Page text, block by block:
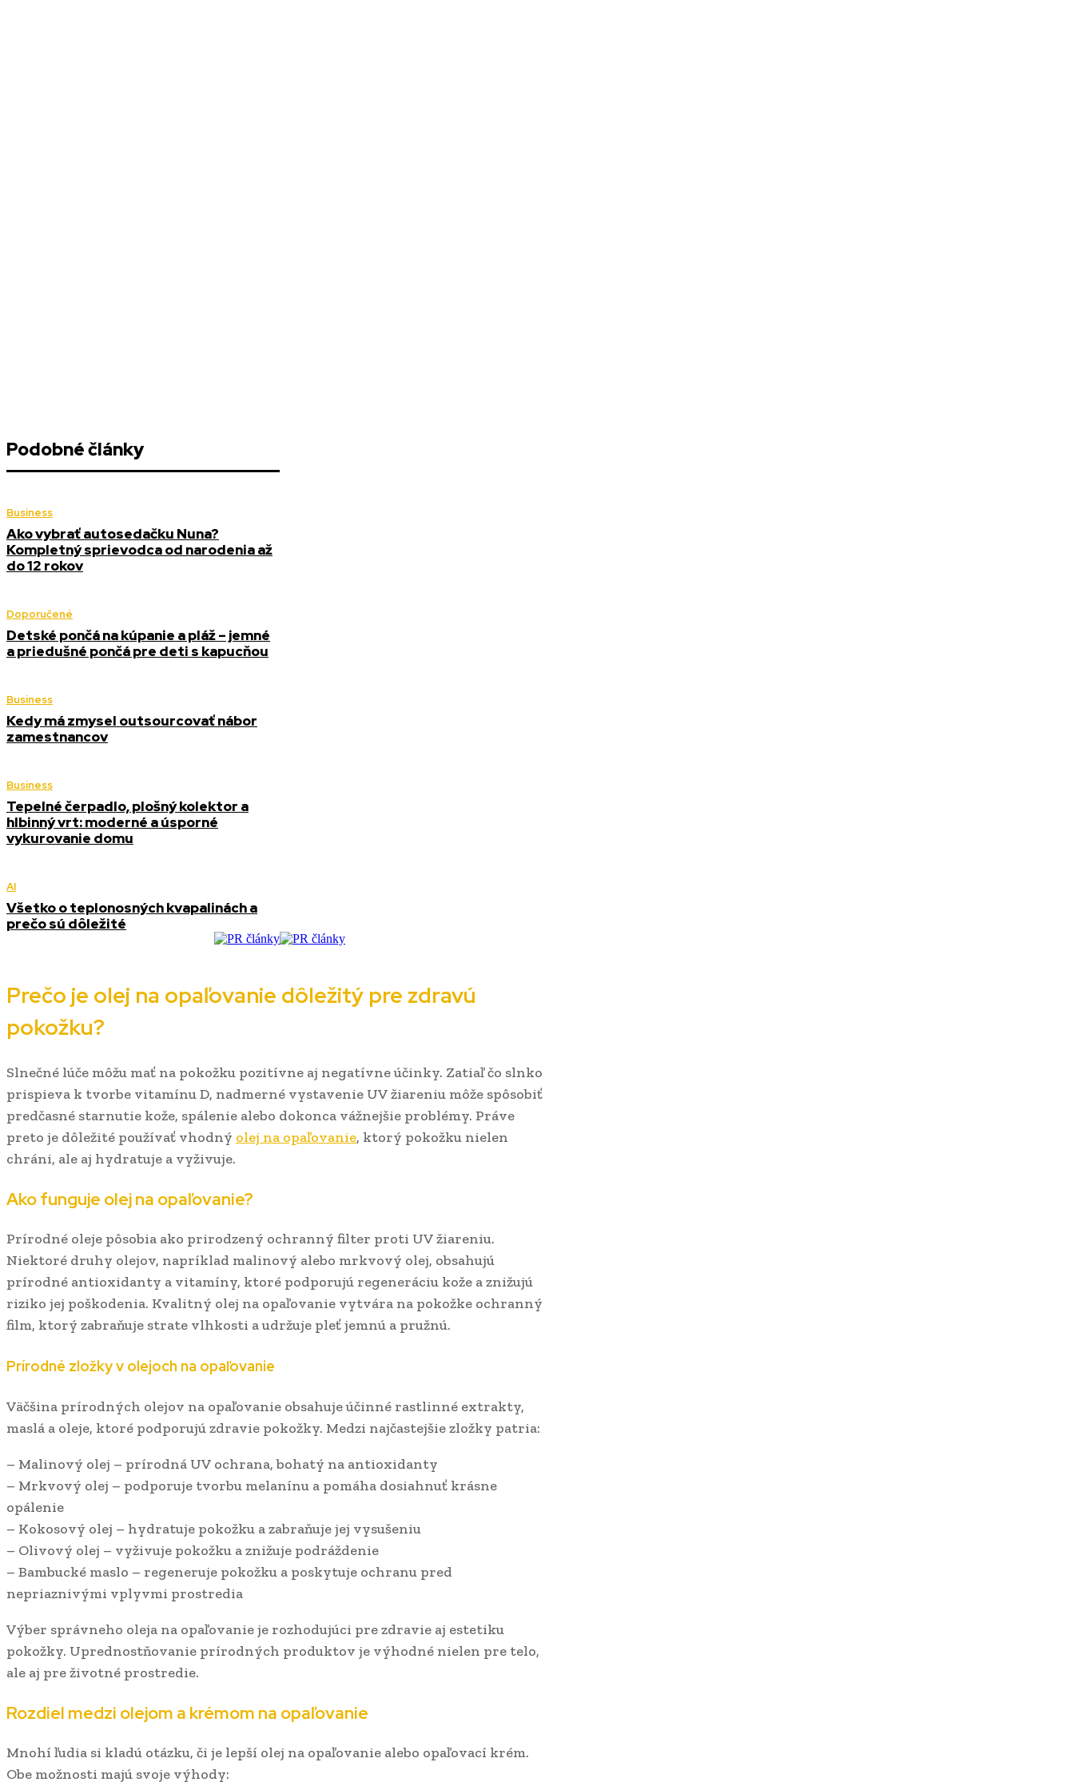
Podobné články
Business
Ako vybrať autosedačku Nuna?
Kompletný sprievodca od narodenia až
do 12 rokov
Doporučené
Detské pončá na kúpanie a pláž – jemné
a priedušné pončá pre deti s kapucňou
Business
Kedy má zmysel outsourcovať nábor
zamestnancov
Business
Tepelné čerpadlo, plošný kolektor a
hlbinný vrt: moderné a úsporné
vykurovanie domu
AI
Všetko o teplonosných kvapalinách a
prečo sú dôležité
Prečo je olej na opaľovanie dôležitý pre zdravú
pokožku?
Slnečné lúče môžu mať na pokožku pozitívne aj negatívne účinky. Zatiaľ čo slnko
prispieva k tvorbe vitamínu D, nadmerné vystavenie UV žiareniu môže spôsobiť
predčasné starnutie kože, spálenie alebo dokonca vážnejšie problémy. Práve
preto je dôležité používať vhodný olej na opaľovanie, ktorý pokožku nielen
chráni, ale aj hydratuje a vyživuje.
Ako funguje olej na opaľovanie?
Prírodné oleje pôsobia ako prirodzený ochranný filter proti UV žiareniu.
Niektoré druhy olejov, napríklad malinový alebo mrkvový olej, obsahujú
prírodné antioxidanty a vitamíny, ktoré podporujú regeneráciu kože a znižujú
riziko jej poškodenia. Kvalitný olej na opaľovanie vytvára na pokožke ochranný
film, ktorý zabraňuje strate vlhkosti a udržuje pleť jemnú a pružnú.
Prírodné zložky v olejoch na opaľovanie
Väčšina prírodných olejov na opaľovanie obsahuje účinné rastlinné extrakty,
maslá a oleje, ktoré podporujú zdravie pokožky. Medzi najčastejšie zložky patria:
– Malinový olej – prírodná UV ochrana, bohatý na antioxidanty
– Mrkvový olej – podporuje tvorbu melanínu a pomáha dosiahnuť krásne
opálenie
– Kokosový olej – hydratuje pokožku a zabraňuje jej vysušeniu
– Olivový olej – vyživuje pokožku a znižuje podráždenie
– Bambucké maslo – regeneruje pokožku a poskytuje ochranu pred
nepriaznivými vplyvmi prostredia
Výber správneho oleja na opaľovanie je rozhodujúci pre zdravie aj estetiku
pokožky. Uprednostňovanie prírodných produktov je výhodné nielen pre telo,
ale aj pre životné prostredie.
Rozdiel medzi olejom a krémom na opaľovanie
Mnohí ľudia si kladú otázku, či je lepší olej na opaľovanie alebo opaľovací krém.
Obe možnosti majú svoje výhody: